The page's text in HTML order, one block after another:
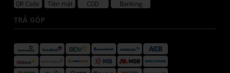
TRẢ GÓP